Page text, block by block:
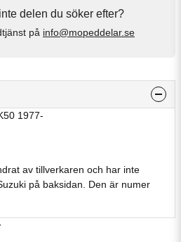
delen du söker efter?
på info@mopeddelar.se
1977-
av tillverkaren och har inte
på baksidan. Den är numer